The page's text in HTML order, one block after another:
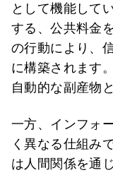
として機能して
する、公共料金
の行動により、
に構築されます
自動的な副産物
一方、インフォ
く異なる仕組み
は人間関係を通